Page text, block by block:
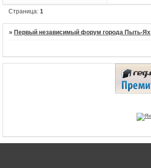
Страница:1
» Первый независимый форум города Пыть-Ях